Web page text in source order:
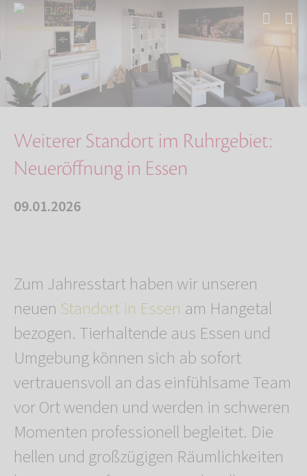
Über uns
Weiterer Standort im Ruhrgebiet: Neueröffnung…
Weiterer Standort im Ruhrgebiet:
Neueröffnung in Essen
09.01.2026
Zum Jahresstart haben wir unseren
neuen Standort in Essen am Hangetal
bezogen. Tierhaltende aus Essen und
Umgebung können sich ab sofort
vertrauensvoll an das einfühlsame Team
vor Ort wenden und werden in schweren
Momenten professionell begleitet. Die
hellen und großzügigen Räumlichkeiten